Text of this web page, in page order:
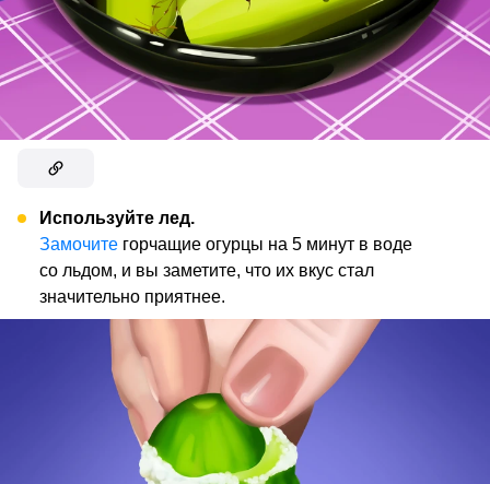
Используйте лед.
Замочите горчащие огурцы на 5 минут в воде
со льдом, и вы заметите, что их вкус стал
значительно приятнее.